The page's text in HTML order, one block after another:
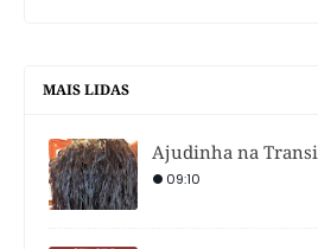
MAIS LIDAS
Ajudinha na
09:10